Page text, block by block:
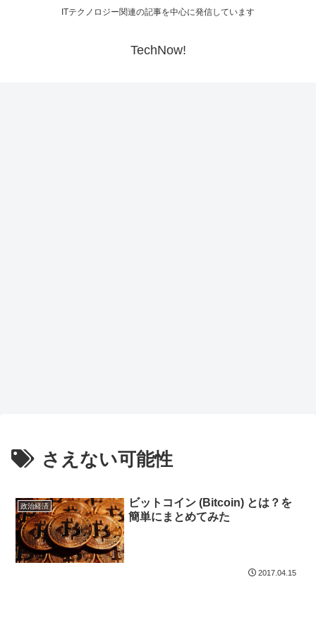
ITテクノロジー関連の記事を中心に発信しています
TechNow!
さえない可能性
政治経済
ビットコイン (Bitcoin) とは？を
簡単にまとめてみた
2017.04.15